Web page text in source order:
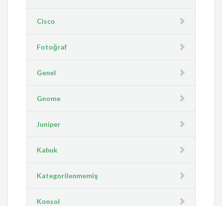
Cisco
Fotoğraf
Genel
Gnome
Juniper
Kabuk
Kategorilenmemiş
Konsol